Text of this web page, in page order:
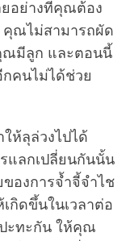
อย่างที่คุณต้อง
คุณไม่สามารถผัด
ณมีลูก และตอนนี้
คนไม่ได้ช่วย
ห้ลุล่วงไปได้
แลกเปลี่ยนกันนั้น
องการจ้ำจี้จำไช
กิดขึ้นในเวลาต่อ
ะทะกัน ให้คุณ